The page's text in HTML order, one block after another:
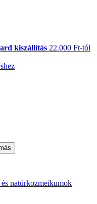
kiszállítás 22.000 Ft-tól
natúrkozmeikumok